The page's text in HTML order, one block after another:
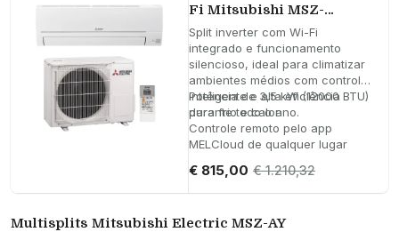
Fi Mitsubishi MSZ-
HR35VFK 3,5 kW 12000
BTU
Split inverter com Wi-Fi
integrado e funcionamento
silencioso, ideal para climatizar
ambientes médios com controle
inteligente e alta eficiência
durante todo o ano.
Potência de 3,5 kW (12000 BTU)
para frio e calor
Controle remoto pelo app
MELCloud de qualquer lugar
de ruído e consumo otimizado
€ 815,00 € 1.210,32
Multisplits Mitsubishi Electric MSZ-AY